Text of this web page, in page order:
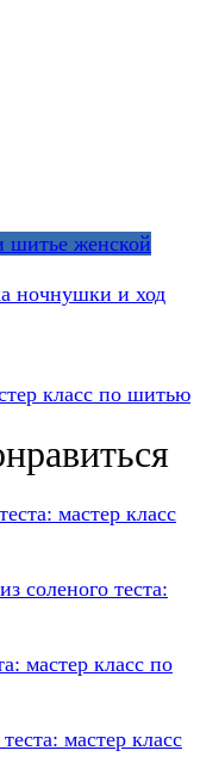
шитье женской
ночнушки и ход
класс по шитью
мастер класс
соленого теста:
мастер класс по
мастер класс